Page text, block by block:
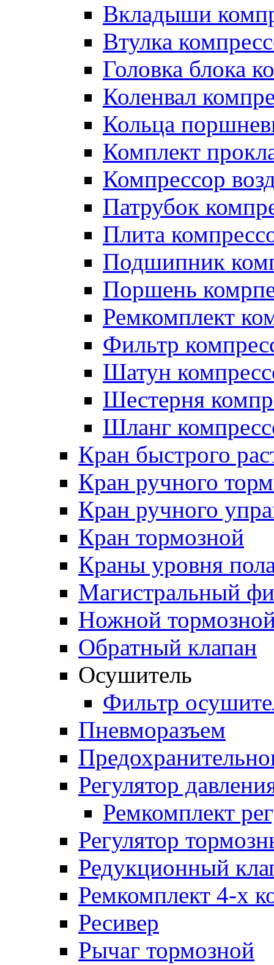
Вкладыши
Втулка
Головка блока
Коленвал
Кольца
Комплект
Компрессор
Патрубок
Плита
Подшипник
Поршень
Ремкомплект
Фильтр
Шатун
Шестерня
Шланг
Кран быстрого
Кран ручного
Кран ручного
Кран тормозной
Краны уровня
Магистральный
Ножной
Обратный клапан
Осушитель
Фильтр
Пневморазъем
Регулятор
Ремкомплект
Регулятор
Редукционный
Ремкомплект 4-х
Ресивер
Рычаг тормозной